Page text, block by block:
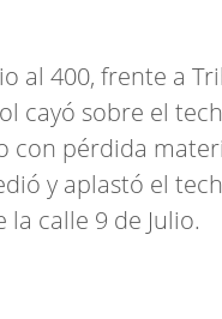
al 400, frente a
cayó sobre el
con pérdida
y aplastó el
calle 9 de Julio.